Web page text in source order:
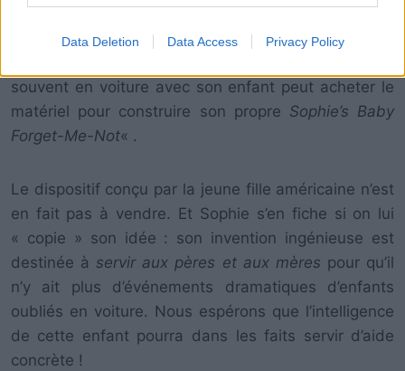
Data Deletion Data Access Privacy Policy
prévenir des décès tragiques. Pour uncoût total
souvent en voiture avec son enfant peut acheter le
matériel pour construire son propre Sophie’s Baby
Forget-Me-Not« .
Le dispositif conçu par la jeune fille américaine n’est
en fait pas à vendre. Et Sophie s’en fiche si on lui
« copie » son idée : son invention ingénieuse est
destinée à servir aux pères et aux mères pour qu’il
n’y ait plus d’événements dramatiques d’enfants
oubliés en voiture. Nous espérons que l’intelligence
de cette enfant pourra dans les faits servir d’aide
concrète !